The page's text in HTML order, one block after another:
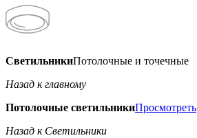
СветильникиПотолочные и точечные
Назад к главному
Потолочные светильникиПросмотреть
Назад к Светильники